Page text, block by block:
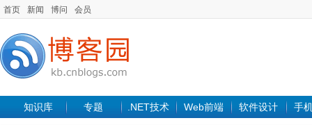
首页 新闻 博问 会员
知识库 专题 .NET技术 Web前端 软件设计 手